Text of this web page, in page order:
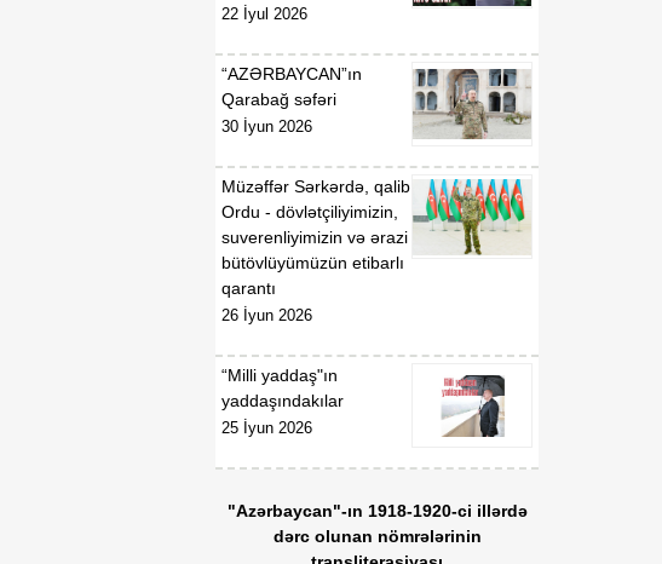
22 İyul 2026
“AZƏRBAYCAN”ın
Qarabağ səfəri
30 İyun 2026
Müzəffər Sərkərdə, qalib
Ordu - dövlətçiliyimizin,
suverenliyimizin və ərazi
bütövlüyümüzün etibarlı
qarantı
26 İyun 2026
“Milli yaddaş"ın
yaddaşındakılar
25 İyun 2026
"Azərbaycan"-ın 1918-1920-ci illərdə
dərc olunan nömrələrinin